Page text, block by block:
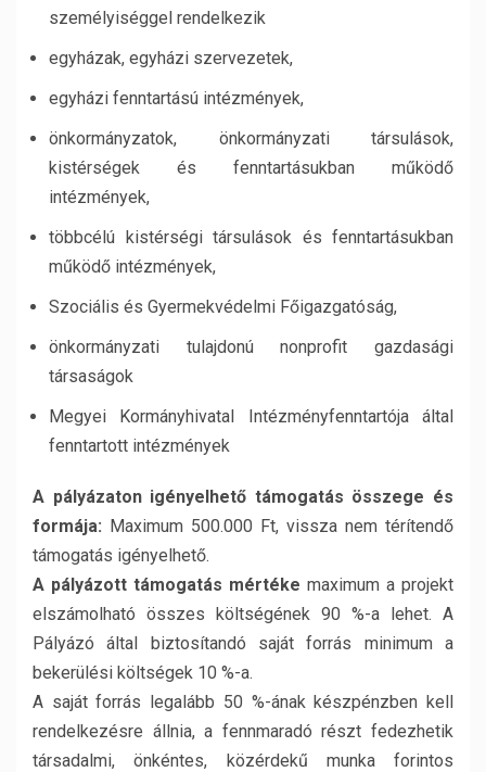
személyiséggel rendelkezik
egyházak, egyházi szervezetek,
egyházi fenntartású intézmények,
önkormányzatok, önkormányzati társulások,
kistérségek és fenntartásukban működő
intézmények,
többcélú kistérségi társulások és fenntartásukban
működő intézmények,
Szociális és Gyermekvédelmi Főigazgatóság,
önkormányzati tulajdonú nonprofit gazdasági
társaságok
Megyei Kormányhivatal Intézményfenntartója által
fenntartott intézmények
A pályázaton igényelhető támogatás összege és
formája: Maximum 500.000 Ft, vissza nem térítendő
támogatás igényelhető.
A pályázott támogatás mértéke maximum a projekt
elszámolható összes költségének 90 %-a lehet. A
Pályázó által biztosítandó saját forrás minimum a
bekerülési költségek 10 %-a.
A saját forrás legalább 50 %-ának készpénzben kell
rendelkezésre állnia, a fennmaradó részt fedezhetik
társadalmi, önkéntes, közérdekű munka forintos